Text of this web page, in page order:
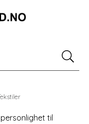
til